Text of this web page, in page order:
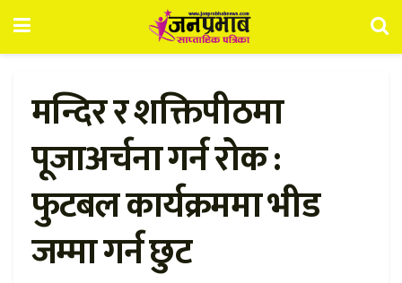
मन्दिर र शक्तिपीठमा
पूजाअर्चना गर्न रोक :
फुटबल कार्यक्रममा भीड
जम्मा गर्न छुट